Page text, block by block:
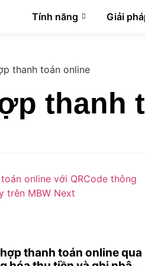
Tính năng Giải
thanh toán online
thanh
thanh toán online qua